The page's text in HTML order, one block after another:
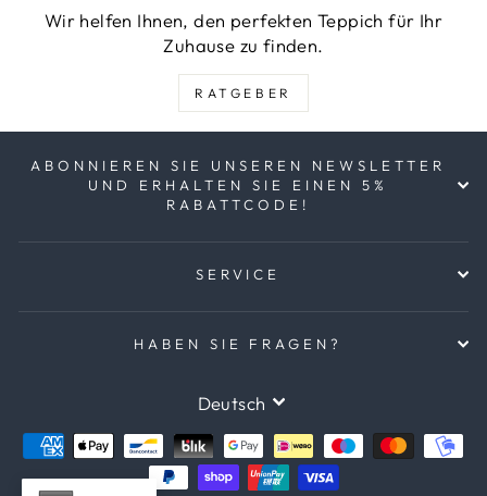
Wir helfen Ihnen, den perfekten Teppich für Ihr
Zuhause zu finden.
RATGEBER
ABONNIEREN SIE UNSEREN NEWSLETTER
UND ERHALTEN SIE EINEN 5%
RABATTCODE!
SERVICE
HABEN SIE FRAGEN?
SPRACHE
Deutsch